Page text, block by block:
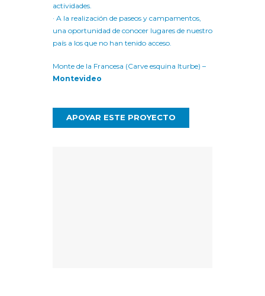
actividades.
· A la realización de paseos y campamentos,
una oportunidad de conocer lugares de nuestro
país a los que no han tenido acceso.
Monte de la Francesa (Carve esquina Iturbe) –
Montevideo
APOYAR ESTE PROYECTO